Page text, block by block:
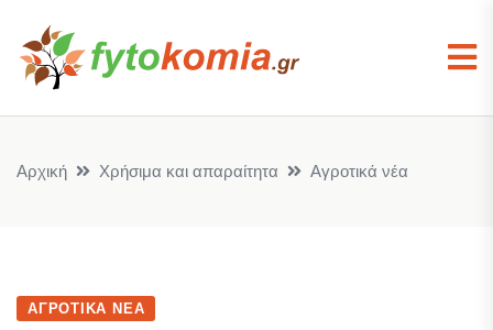
Αρχική Χρήσιμα και απαραίτητα Αγροτικά νέα
ΑΓΡΟΤΙΚΆ ΝΈΑ